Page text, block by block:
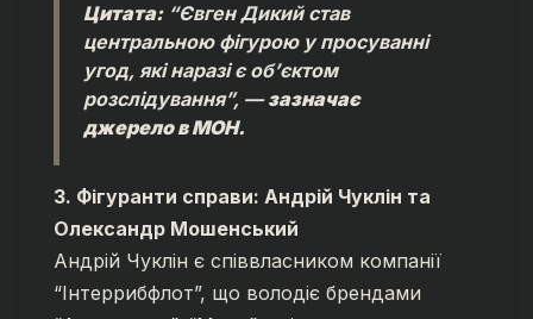
Цитата:“Євген Дикий став
центральною фігурою у просуванні
угод, які наразі є об’єктом
розслідування”, —зазначає
джерело в МОН.
3. Фігуранти справи: Андрій Чуклін та
Олександр Мошенський
Андрій Чуклін є співвласником компанії
“Інтеррибфлот”, що володіє брендами